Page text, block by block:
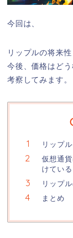
今回は、
リップルの将来性
今後、価格はど
考察してみます。
リップ
仮想通
けている
リップ
まとめ